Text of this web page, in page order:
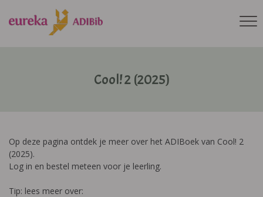
Cool! 2 (2025)
Op deze pagina ontdek je meer over het ADIBoek van Cool! 2
(2025).
Log in en bestel meteen voor je leerling.
Tip: lees meer over: